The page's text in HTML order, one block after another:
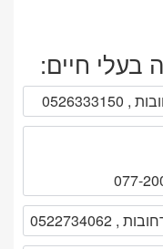
בעלי חיים: